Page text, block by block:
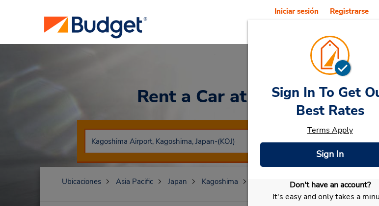
Iniciar sesión Registrarse
Rent a Car at Aeropuerto de
Seleccionar mi vehículo
Sign In To Get
Best Rates
Terms Apply
Sign In
Don't have an account?
It's easy and only takes a
Ubicaciones Asia Pacific Japan Kagoshima Aeropuerto de